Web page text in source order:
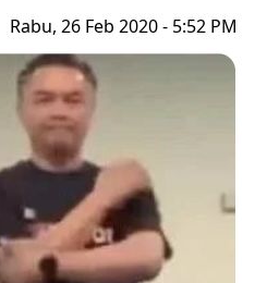
Rabu, 26 Feb 2020 - 5:52 PM